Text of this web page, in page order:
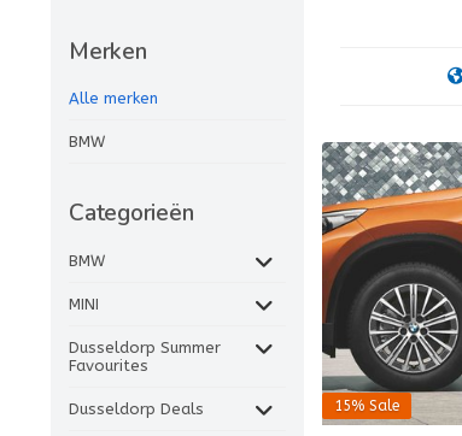
Merken
Alle merken
BMW
Categorieën
BMW
MINI
Dusseldorp Summer
Favourites
Dusseldorp Deals 15% Sale